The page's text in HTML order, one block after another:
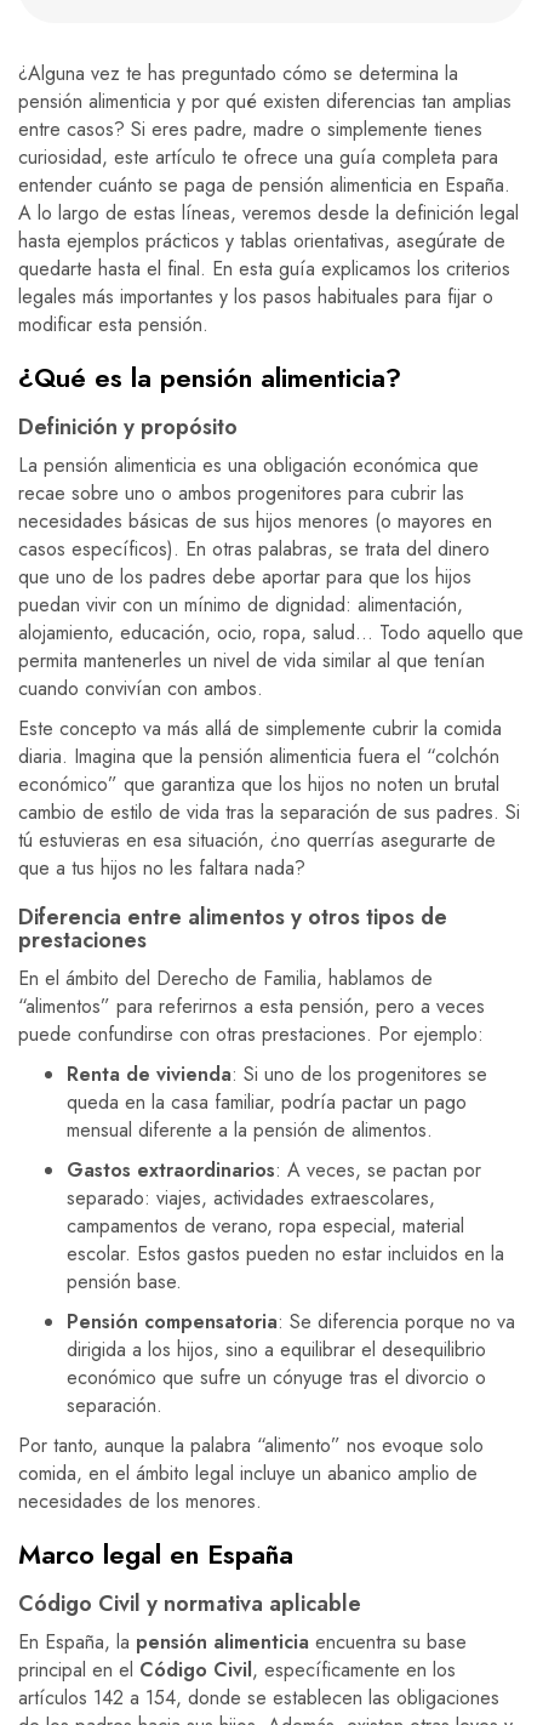
¿Alguna vez te has preguntado cómo se determina la
pensión alimenticia y por qué existen diferencias tan amplias
entre casos? Si eres padre, madre o simplemente tienes
curiosidad, este artículo te ofrece una guía completa para
entender cuánto se paga de pensión alimenticia en España.
A lo largo de estas líneas, veremos desde la definición legal
hasta ejemplos prácticos y tablas orientativas, asegúrate de
quedarte hasta el final. En esta guía explicamos los criterios
legales más importantes y los pasos habituales para fijar o
modificar esta pensión.
¿Qué es la pensión alimenticia?
Definición y propósito
La pensión alimenticia es una obligación económica que
recae sobre uno o ambos progenitores para cubrir las
necesidades básicas de sus hijos menores (o mayores en
casos específicos). En otras palabras, se trata del dinero
que uno de los padres debe aportar para que los hijos
puedan vivir con un mínimo de dignidad: alimentación,
alojamiento, educación, ocio, ropa, salud… Todo aquello que
permita mantenerles un nivel de vida similar al que tenían
cuando convivían con ambos.
Este concepto va más allá de simplemente cubrir la comida
diaria. Imagina que la pensión alimenticia fuera el “colchón
económico” que garantiza que los hijos no noten un brutal
cambio de estilo de vida tras la separación de sus padres. Si
tú estuvieras en esa situación, ¿no querrías asegurarte de
que a tus hijos no les faltara nada?
Diferencia entre alimentos y otros tipos de
prestaciones
En el ámbito del Derecho de Familia, hablamos de
“alimentos” para referirnos a esta pensión, pero a veces
puede confundirse con otras prestaciones. Por ejemplo:
Renta de vivienda: Si uno de los progenitores se
queda en la casa familiar, podría pactar un pago
mensual diferente a la pensión de alimentos.
Gastos extraordinarios: A veces, se pactan por
separado: viajes, actividades extraescolares,
campamentos de verano, ropa especial, material
escolar. Estos gastos pueden no estar incluidos en la
pensión base.
Pensión compensatoria: Se diferencia porque no va
dirigida a los hijos, sino a equilibrar el desequilibrio
económico que sufre un cónyuge tras el divorcio o
separación.
Por tanto, aunque la palabra “alimento” nos evoque solo
comida, en el ámbito legal incluye un abanico amplio de
necesidades de los menores.
Marco legal en España
Código Civil y normativa aplicable
En España, la pensión alimenticia encuentra su base
principal en el Código Civil, específicamente en los
artículos 142 a 154, donde se establecen las obligaciones